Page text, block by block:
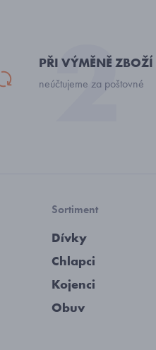
PŘI VÝMĚNĚ ZBOŽÍ
neúčtujeme za poštovné
Sortiment
Dívky
Chlapci
Kojenci
Obuv